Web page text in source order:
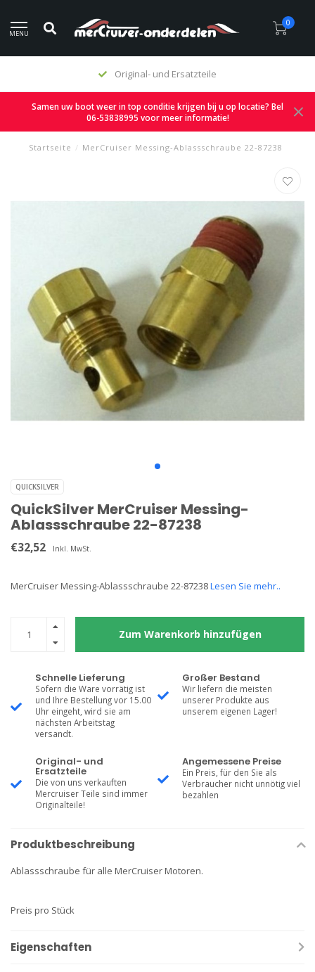
MENU
0
Original- und Ersatzteile
Samen uw boot weer in top conditie krijgen bij u op locatie? Bel
06-53838995 voor meer informatie!
Startseite / MerCruiser Messing-Ablassschraube 22-87238
QUICKSILVER
QuickSilver MerCruiser Messing-
Ablassschraube 22-87238
€32,52 Inkl. MwSt.
MerCruiser Messing-Ablassschraube 22-87238Lesen Sie mehr..
Zum Warenkorb hinzufügen
Schnelle Lieferung
Sofern die Ware vorrätig ist
und Ihre Bestellung vor 15.00
Uhr eingeht, wird sie am
nächsten Arbeitstag
versandt.
Großer Bestand
Wir liefern die meisten
unserer Produkte aus
unserem eigenen Lager!
Original- und
Ersatzteile
Die von uns verkauften
Mercruiser Teile sind immer
Originalteile!
Angemessene Preise
Ein Preis, für den Sie als
Verbraucher nicht unnötig viel
bezahlen
Produktbeschreibung
Ablassschraube für alle MerCruiser Motoren.
Preis pro Stück
Eigenschaften